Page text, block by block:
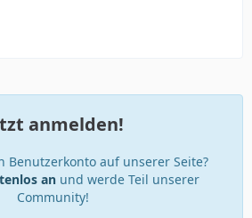
anmelden!
Benutzerkonto auf unserer Seite?
an und werde Teil unserer
Community!